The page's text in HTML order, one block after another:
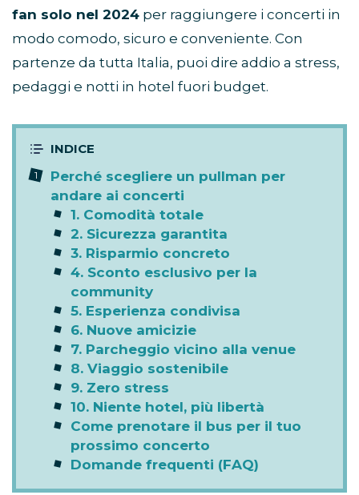
fan solo nel 2024 per raggiungere i concerti in
modo comodo, sicuro e conveniente. Con
partenze da tutta Italia, puoi dire addio a stress,
pedaggi e notti in hotel fuori budget.
Perché scegliere un pullman per
andare ai concerti
1. Comodità totale
2. Sicurezza garantita
3. Risparmio concreto
4. Sconto esclusivo per la
community
5. Esperienza condivisa
6. Nuove amicizie
7. Parcheggio vicino alla venue
8. Viaggio sostenibile
9. Zero stress
10. Niente hotel, più libertà
Come prenotare il bus per il tuo
prossimo concerto
Domande frequenti (FAQ)